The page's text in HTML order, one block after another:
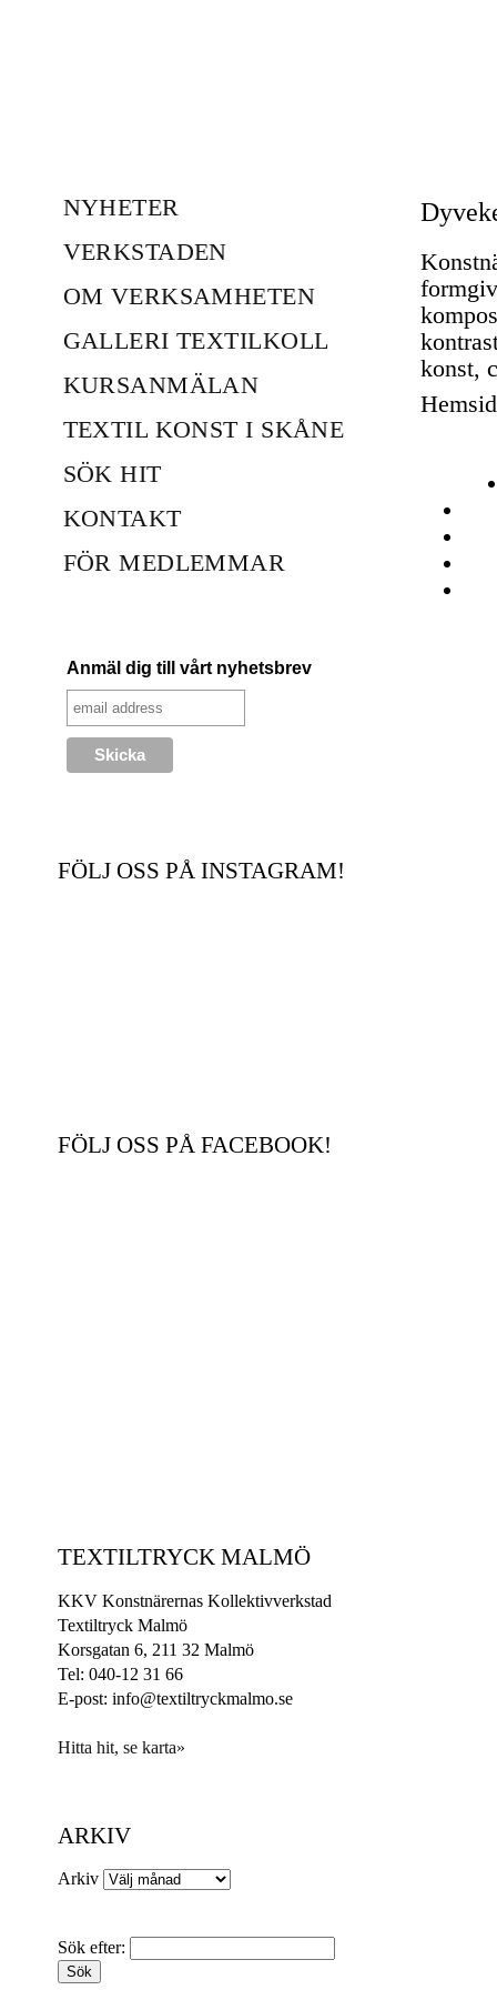
konst,
NYHETER
VERKSTADEN
OM VERKSAMHETEN
GALLERI TEXTILKOLL
KURSANMÄLAN
TEXTIL KONST I SKÅNE
SÖK HIT
KONTAKT
FÖR MEDLEMMAR
Anmäl dig till vårt nyhetsbrev
FÖLJ OSS PÅ INSTAGRAM!
FÖLJ OSS PÅ FACEBOOK!
TEXTILTRYCK MALMÖ
KKV Konstnärernas Kollektivverkstad
Textiltryck Malmö
Korsgatan 6, 211 32 Malmö
Tel: 040-12 31 66
E-post: info@textiltryckmalmo.se
Hitta hit, se karta»
ARKIV
Arkiv
Sök efter: